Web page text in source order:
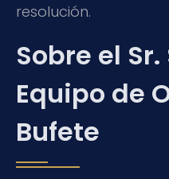
resolución.
Sobre el
Equipo de
Bufete